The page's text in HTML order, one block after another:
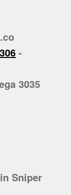
-
3035
Sniper